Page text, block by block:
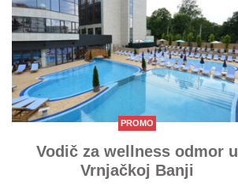
PROMO
Vodič za wellness odmor u
Vrnjačkoj Banji